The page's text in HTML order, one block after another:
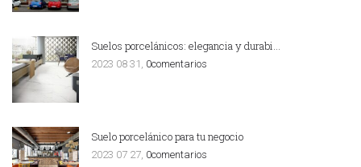
Suelos porcelánicos: elegancia y durabi…
2023 08 31, 0comentarios
Suelo porcelánico para tu negocio
2023 07 27, 0comentarios